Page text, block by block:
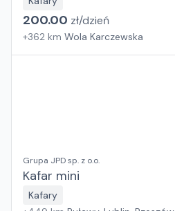
200.00 zł/dzień
+362 km Wola Karczewska
Grupa JPD sp. z o.o.
Kafar mini
Kafary